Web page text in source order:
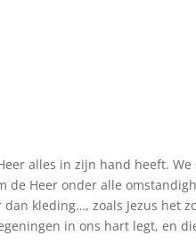
alles in zijn hand heeft.
Heer onder alle
kleding…, zoals Jezus het
in ons hart legt, en